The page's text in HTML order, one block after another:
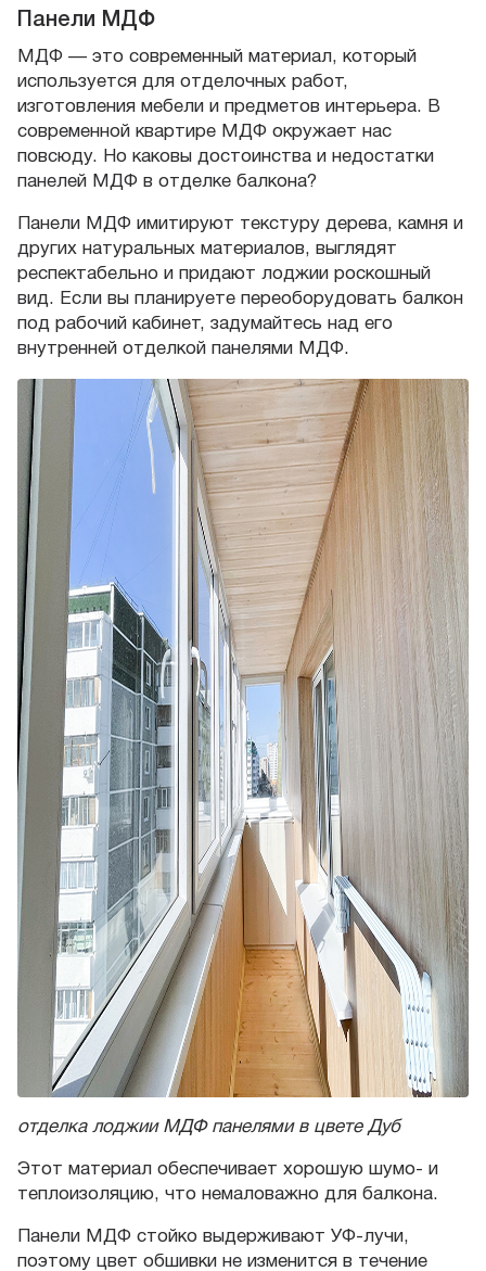
Панели МДФ
МДФ — это современный материал, который
используется для отделочных работ,
изготовления мебели и предметов интерьера. В
современной квартире МДФ окружает нас
повсюду. Но каковы достоинства и недостатки
панелей МДФ в отделке балкона?
Панели МДФ имитируют текстуру дерева, камня и
других натуральных материалов, выглядят
респектабельно и придают лоджии роскошный
вид. Если вы планируете переоборудовать балкон
под рабочий кабинет, задумайтесь над его
внутренней отделкой панелями МДФ.
отделка лоджии МДФ панелями в цвете Дуб
Этот материал обеспечивает хорошую шумо- и
теплоизоляцию, что немаловажно для балкона.
Панели МДФ стойко выдерживают УФ-лучи,
поэтому цвет обшивки не изменится в течение